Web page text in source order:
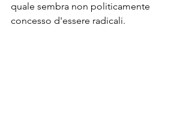
quale sembra non politicamente
concesso d'essere radicali.